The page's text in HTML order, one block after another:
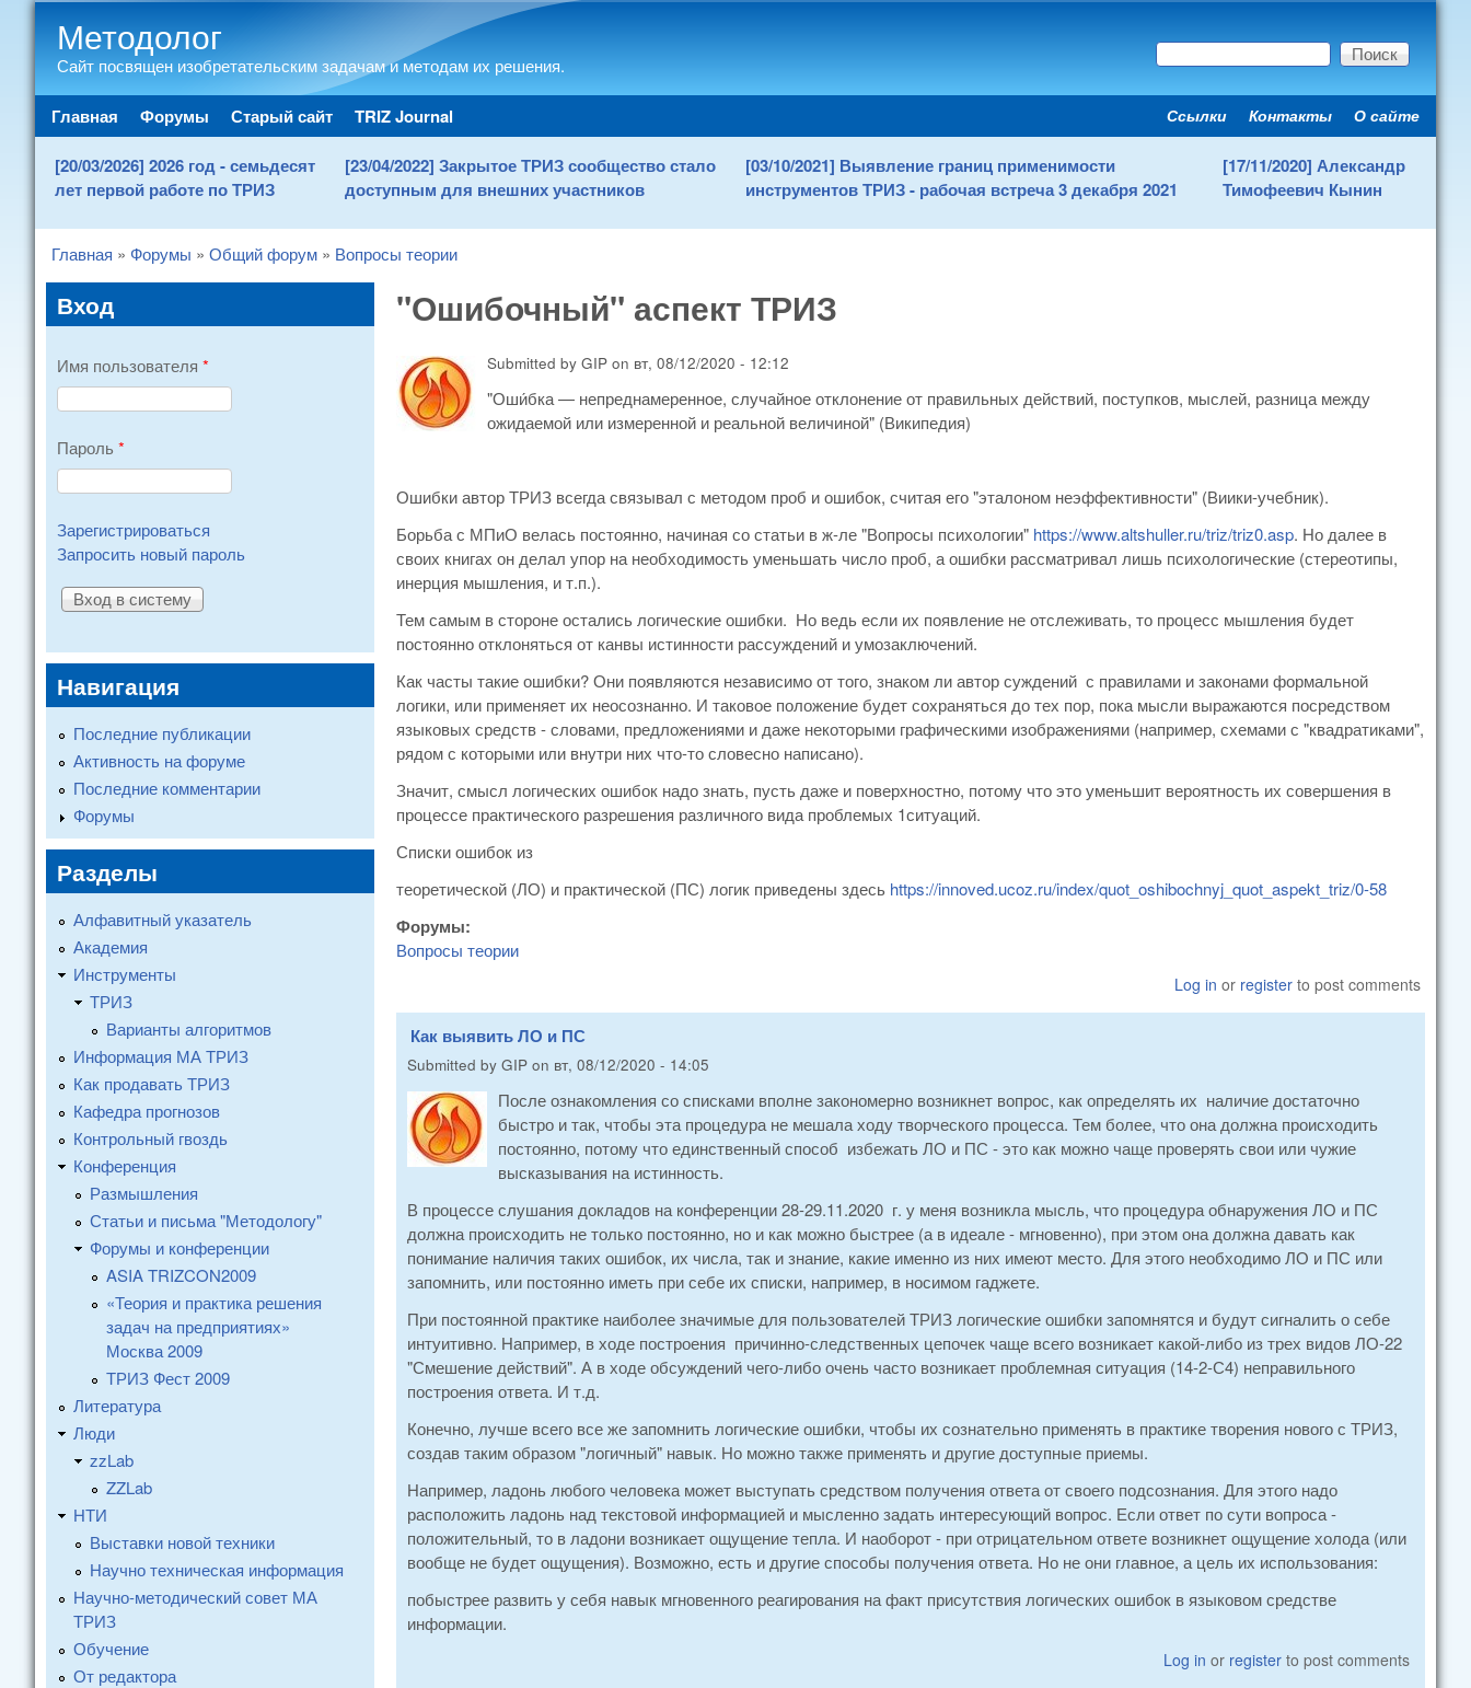
Методолог
Сайт посвящен изобретательским задачам и методам их решения. Форма поиска
Поиск
Main menu
Главная Форумы Старый сайт TRIZ Journal Secondary menu
Ссылки Контакты О сайте
[20/03/2026] 2026 год - семьдесят
лет первой работе по ТРИЗ
[23/04/2022] Закрытое ТРИЗ сообщество стало
доступным для внешних участников
[03/10/2021] Выявление границ применимости
инструментов ТРИЗ - рабочая встреча 3 декабря 2021
[17/11/2020] Александр
Тимофеевич Кынин
You are here
Главная » Форумы » Общий форум » Вопросы теории
"Ошибочный" аспект ТРИЗ
Submitted by GIP on вт, 08/12/2020 - 12:12
"Оши́бка — непреднамеренное, случайное отклонение от правильных действий, поступков, мыслей, разница между
ожидаемой или измеренной и реальной величиной" (Википедия)
Ошибки автор ТРИЗ всегда связывал с методом проб и ошибок, считая его "эталоном неэффективности" (Виики-учебник).
Борьба с МПиО велась постоянно, начиная со статьи в ж-ле "Вопросы психологии" https://www.altshuller.ru/triz/triz0.asp. Но далее в
своих книгах он делал упор на необходимость уменьшать число проб, а ошибки рассматривал лишь психологические (стереотипы,
инерция мышления, и т.п.).
Тем самым в стороне остались логические ошибки. Но ведь если их появление не отслеживать, то процесс мышления будет
постоянно отклоняться от канвы истинности рассуждений и умозаключений.
Как часты такие ошибки? Они появляются независимо от того, знаком ли автор суждений с правилами и законами формальной
логики, или применяет их неосознанно. И таковое положение будет сохраняться до тех пор, пока мысли выражаются посредством
языковых средств - словами, предложениями и даже некоторыми графическими изображениями (например, схемами с "квадратиками",
рядом с которыми или внутри них что-то словесно написано).
Значит, смысл логических ошибок надо знать, пусть даже и поверхностно, потому что это уменьшит вероятность их совершения в
процессе практического разрешения различного вида проблемых 1ситуаций.
Списки ошибок из
теоретической (ЛО) и практической (ПС) логик приведены здесь https://innoved.ucoz.ru/index/quot_oshibochnyj_quot_aspekt_triz/0-58
Форумы:
Вопросы теории
Log in or register to post comments
Как выявить ЛО и ПС
Submitted by GIP on вт, 08/12/2020 - 14:05
После ознакомления со списками вполне закономерно возникнет вопрос, как определять их наличие достаточно
быстро и так, чтобы эта процедура не мешала ходу творческого процесса. Тем более, что она должна происходить
постоянно, потому что единственный способ избежать ЛО и ПС - это как можно чаще проверять свои или чужие
высказывания на истинность.
В процессе слушания докладов на конференции 28-29.11.2020 г. у меня возникла мысль, что процедура обнаружения ЛО и ПС
должна происходить не только постоянно, но и как можно быстрее (а в идеале - мгновенно), при этом она должна давать как
понимание наличия таких ошибок, их числа, так и знание, какие именно из них имеют место. Для этого необходимо ЛО и ПС или
запомнить, или постоянно иметь при себе их списки, например, в носимом гаджете.
При постоянной практике наиболее значимые для пользователей ТРИЗ логические ошибки запомнятся и будут сигналить о себе
интуитивно. Например, в ходе построения причинно-следственных цепочек чаще всего возникает какой-либо из трех видов ЛО-22
"Смешение действий". А в ходе обсуждений чего-либо очень часто возникает проблемная ситуация (14-2-С4) неправильного
построения ответа. И т.д.
Конечно, лучше всего все же запомнить логические ошибки, чтобы их сознательно применять в практике творения нового с ТРИЗ,
создав таким образом "логичный" навык. Но можно также применять и другие доступные приемы.
Например, ладонь любого человека может выступать средством получения ответа от своего подсознания. Для этого надо
расположить ладонь над текстовой информацией и мысленно задать интересующий вопрос. Если ответ по сути вопроса -
положительный, то в ладони возникает ощущение тепла. И наоборот - при отрицательном ответе возникнет ощущение холода (или
вообще не будет ощущения). Возможно, есть и другие способы получения ответа. Но не они главное, а цель их использования:
побыстрее развить у себя навык мгновенного реагирования на факт присутствия логических ошибок в языковом средстве
информации.
Log in or register to post comments
Вход
Имя пользователя *
Пароль *
Зарегистрироваться
Запросить новый пароль
Навигация
Последние публикации
Активность на форуме
Последние комментарии
Форумы
Разделы
Алфавитный указатель
Академия
Инструменты
ТРИЗ
Варианты алгоритмов
Информация МА ТРИЗ
Как продавать ТРИЗ
Кафедра прогнозов
Контрольный гвоздь
Конференция
Размышления
Статьи и письма "Методологу"
Форумы и конференции
ASIA TRIZCON2009
«Теория и практика решения
задач на предприятиях»
Москва 2009
ТРИЗ Фест 2009
Литература
Люди
zzLab
ZZLab
НТИ
Выставки новой техники
Научно техническая информация
Научно-методический совет МА
ТРИЗ
Обучение
От редактора